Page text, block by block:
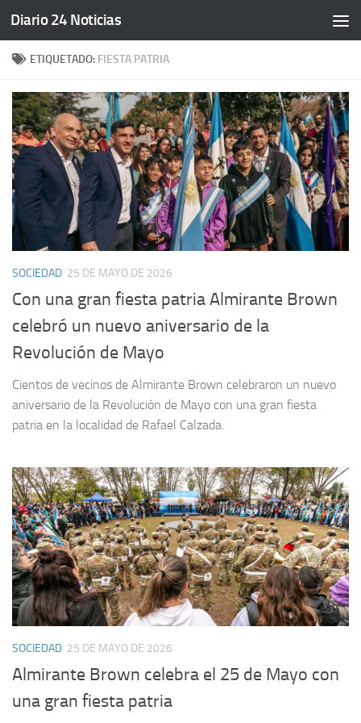
Saltar al contenido
Diario 24 Noticias
ETIQUETADO: FIESTA PATRIA
SOCIEDAD 25 DE MAYO DE 2026
Con una gran fiesta patria Almirante Brown
celebró un nuevo aniversario de la
Revolución de Mayo
Cientos de vecinos de Almirante Brown celebraron un nuevo
aniversario de la Revolución de Mayo con una gran fiesta
patria en la localidad de Rafael Calzada.
SOCIEDAD 25 DE MAYO DE 2026
Almirante Brown celebra el 25 de Mayo con
una gran fiesta patria